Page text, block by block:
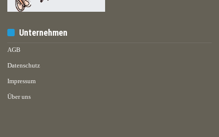
Unternehmen
AGB
Datenschutz
Impressum
Über uns